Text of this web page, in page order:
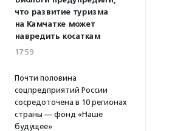
что развитие туризма
на Камчатке может
навредить косаткам
17:59
Почти половина
соцпредприятий России
сосредоточена в 10 регионах
страны — фонд «Наше
будущее»